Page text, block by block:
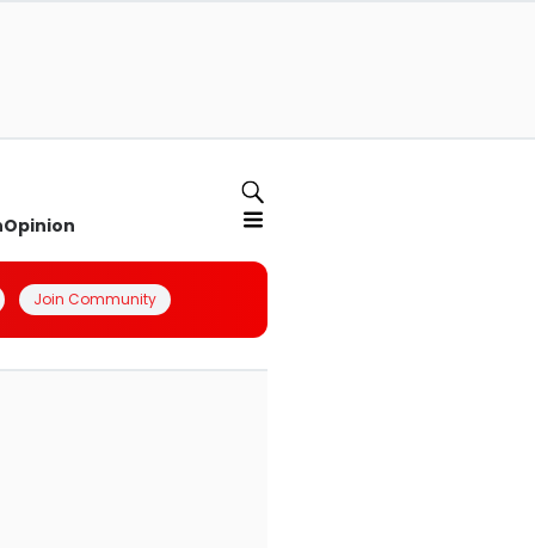
Opinion
Join Community